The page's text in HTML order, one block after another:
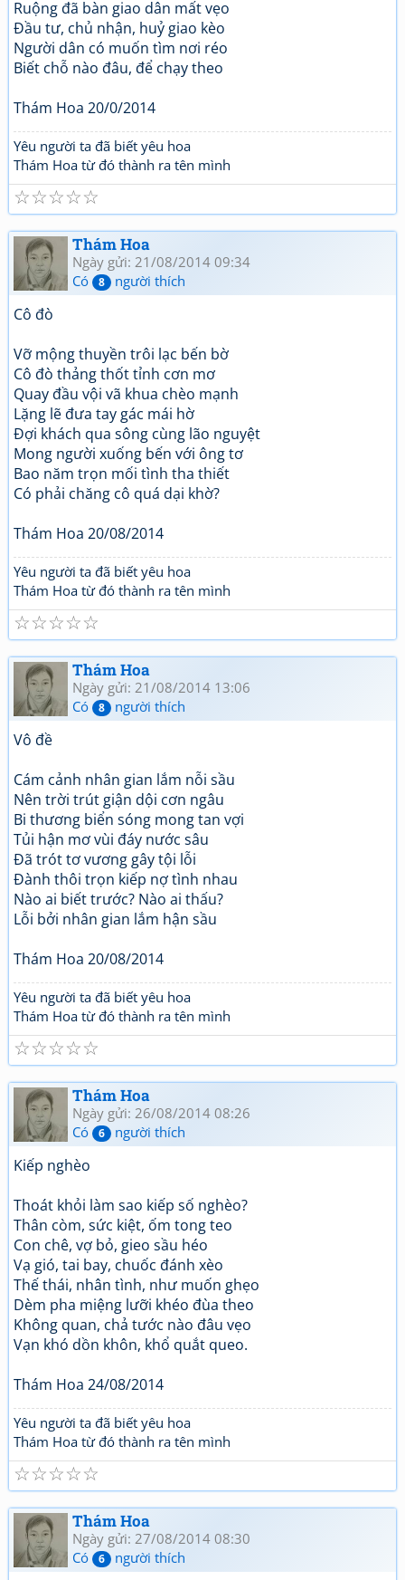
Ruộng đã bàn giao dân mất vẹo
Đầu tư, chủ nhận, huỷ giao kèo
Người dân có muốn tìm nơi réo
Biết chỗ nào đâu, để chạy theo
Thám Hoa 20/0/2014
Yêu người ta đã biết yêu hoa
Thám Hoa từ đó thành ra tên mình
☆
☆
☆
☆
☆
Thám Hoa
Ngày gửi: 21/08/2014 09:34
Có
8 người thích
Cô đò
Vỡ mộng thuyền trôi lạc bến bờ
Cô đò thảng thốt tỉnh cơn mơ
Quay đầu vội vã khua chèo mạnh
Lặng lẽ đưa tay gác mái hờ
Đợi khách qua sông cùng lão nguyệt
Mong người xuống bến với ông tơ
Bao năm trọn mối tình tha thiết
Có phải chăng cô quá dại khờ?
Thám Hoa 20/08/2014
Yêu người ta đã biết yêu hoa
Thám Hoa từ đó thành ra tên mình
☆
☆
☆
☆
☆
Thám Hoa
Ngày gửi: 21/08/2014 13:06
Có
8 người thích
Vô đề
Cám cảnh nhân gian lắm nỗi sầu
Nên trời trút giận dội cơn ngâu
Bi thương biển sóng mong tan vợi
Tủi hận mơ vùi đáy nước sâu
Đã trót tơ vương gây tội lỗi
Đành thôi trọn kiếp nợ tình nhau
Nào ai biết trước? Nào ai thấu?
Lỗi bởi nhân gian lắm hận sầu
Thám Hoa 20/08/2014
Yêu người ta đã biết yêu hoa
Thám Hoa từ đó thành ra tên mình
☆
☆
☆
☆
☆
Thám Hoa
Ngày gửi: 26/08/2014 08:26
Có
6 người thích
Kiếp nghèo
Thoát khỏi làm sao kiếp số nghèo?
Thân còm, sức kiệt, ốm tong teo
Con chê, vợ bỏ, gieo sầu héo
Vạ gió, tai bay, chuốc đánh xèo
Thế thái, nhân tình, như muốn ghẹo
Dèm pha miệng lưỡi khéo đùa theo
Không quan, chả tước nào đâu vẹo
Vạn khó dồn khôn, khổ quắt queo.
Thám Hoa 24/08/2014
Yêu người ta đã biết yêu hoa
Thám Hoa từ đó thành ra tên mình
☆
☆
☆
☆
☆
Thám Hoa
Ngày gửi: 27/08/2014 08:30
Có
6 người thích